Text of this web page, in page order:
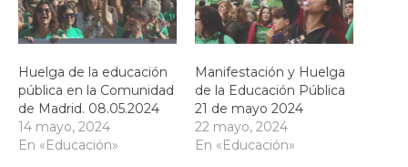
Huelga de la educación
pública en la Comunidad
de Madrid. 08.05.2024
14 mayo, 2024
En «Educación»
Manifestación y Huelga
de la Educación Pública
21 de mayo 2024
22 mayo, 2024
En «Educación»